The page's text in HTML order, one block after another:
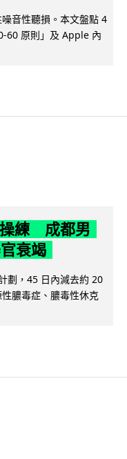
音性聽損。本文盤點 4
60 原則」及 Apple 內
操練 成都男
衰竭
劃，45 日內減去約 20
膿毒症、膿毒性休克